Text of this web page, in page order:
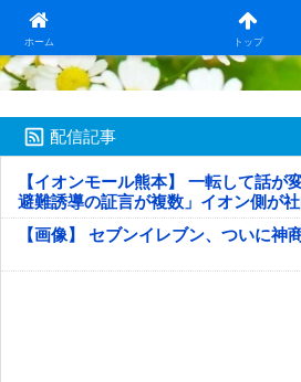
ホーム トップ
日本第一！ニュース録
配信記事
【イオンモール熊本】 一転して話が
避難誘導の証言が複数」イオン側が
疑い
【画像】 セブンイレブン、ついに神